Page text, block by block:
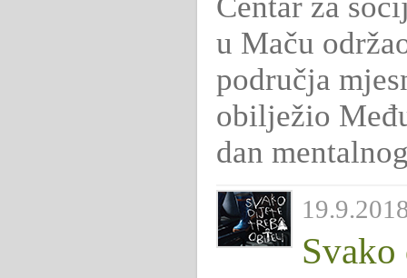
Centar za
u Maču
područja
obilježio
dan